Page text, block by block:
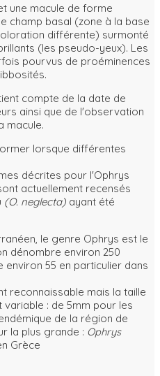
une macule de forme
champ basal (zone à la base
différente) surmonté
(les pseudo-yeux). Les
pourvus de proéminences
compte de la date de
ainsi que de l'observation
macule.
lorsque différentes
décrites pour l'Ophrys
actuellement recensés
(O. neglecta) ayant été
le genre Ophrys est le
dénombre environ 250
environ 55 en particulier dans
reconnaissable mais la taille
: de 5mm pour les
de la région de
la plus grande : Ophrys
Grèce